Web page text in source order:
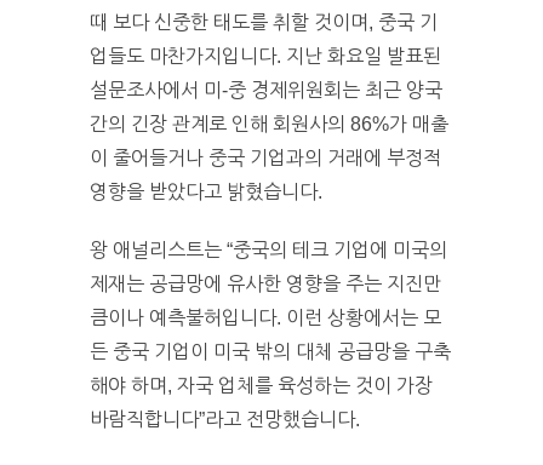
때 보다 신중한 태도를 취할 것이며, 중국 기
업들도 마찬가지입니다. 지난 화요일 발표된
설문조사에서 미-중 경제위원회는 최근 양국
간의 긴장 관계로 인해 회원사의 86%가 매출
이 줄어들거나 중국 기업과의 거래에 부정적
영향을 받았다고 밝혔습니다.
왕 애널리스트는 “중국의 테크 기업에 미국의
제재는 공급망에 유사한 영향을 주는 지진만
큼이나 예측불허입니다. 이런 상황에서는 모
든 중국 기업이 미국 밖의 대체 공급망을 구축
해야 하며, 자국 업체를 육성하는 것이 가장
바람직합니다”라고 전망했습니다.